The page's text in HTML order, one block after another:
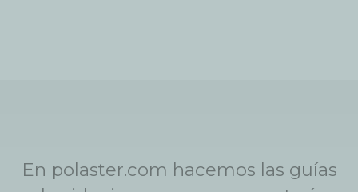
En polaster.com hacemos las guías